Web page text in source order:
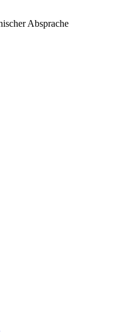
Absprache